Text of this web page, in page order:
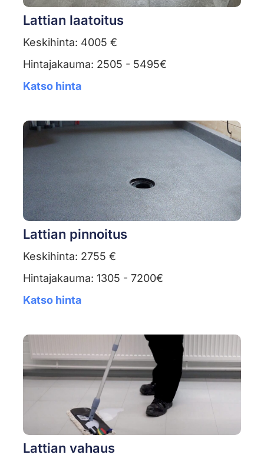
Lattian laatoitus
Keskihinta: 4005 €
Hintajakauma: 2505 - 5495€
Katso hinta
Lattian pinnoitus
Keskihinta: 2755 €
Hintajakauma: 1305 - 7200€
Katso hinta
Lattian vahaus